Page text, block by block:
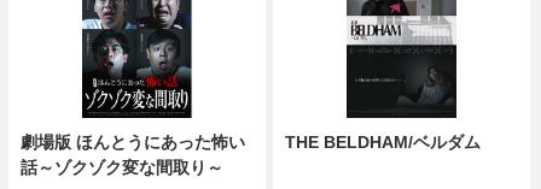
劇場版 ほんとうにあった怖い
話～ゾクゾク変な間取り～
THE BELDHAM/ベルダム